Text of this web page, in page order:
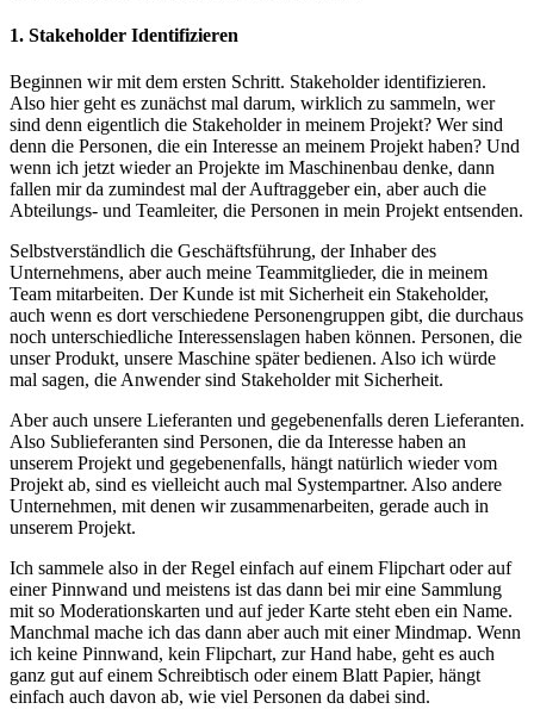
1. Stakeholder Identifizieren
Beginnen wir mit dem ersten Schritt. Stakeholder identifizieren.
Also hier geht es zunächst mal darum, wirklich zu sammeln, wer
sind denn eigentlich die Stakeholder in meinem Projekt? Wer sind
denn die Personen, die ein Interesse an meinem Projekt haben? Und
wenn ich jetzt wieder an Projekte im Maschinenbau denke, dann
fallen mir da zumindest mal der Auftraggeber ein, aber auch die
Abteilungs- und Teamleiter, die Personen in mein Projekt entsenden.
Selbstverständlich die Geschäftsführung, der Inhaber des
Unternehmens, aber auch meine Teammitglieder, die in meinem
Team mitarbeiten. Der Kunde ist mit Sicherheit ein Stakeholder,
auch wenn es dort verschiedene Personengruppen gibt, die durchaus
noch unterschiedliche Interessenslagen haben können. Personen, die
unser Produkt, unsere Maschine später bedienen. Also ich würde
mal sagen, die Anwender sind Stakeholder mit Sicherheit.
Aber auch unsere Lieferanten und gegebenenfalls deren Lieferanten.
Also Sublieferanten sind Personen, die da Interesse haben an
unserem Projekt und gegebenenfalls, hängt natürlich wieder vom
Projekt ab, sind es vielleicht auch mal Systempartner. Also andere
Unternehmen, mit denen wir zusammenarbeiten, gerade auch in
unserem Projekt.
Ich sammele also in der Regel einfach auf einem Flipchart oder auf
einer Pinnwand und meistens ist das dann bei mir eine Sammlung
mit so Moderationskarten und auf jeder Karte steht eben ein Name.
Manchmal mache ich das dann aber auch mit einer Mindmap. Wenn
ich keine Pinnwand, kein Flipchart, zur Hand habe, geht es auch
ganz gut auf einem Schreibtisch oder einem Blatt Papier, hängt
einfach auch davon ab, wie viel Personen da dabei sind.